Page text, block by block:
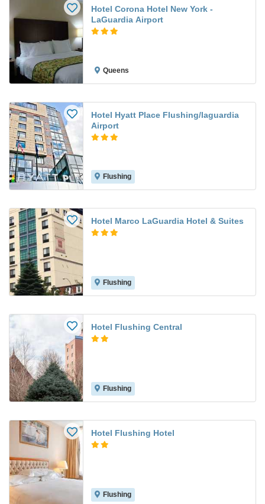
Hotel Corona Hotel New York -
LaGuardia Airport
Queens
Hotel Hyatt Place Flushing/laguardia
Airport
Flushing
Hotel Marco LaGuardia Hotel & Suites
Flushing
Hotel Flushing Central
Flushing
Hotel Flushing Hotel
Flushing